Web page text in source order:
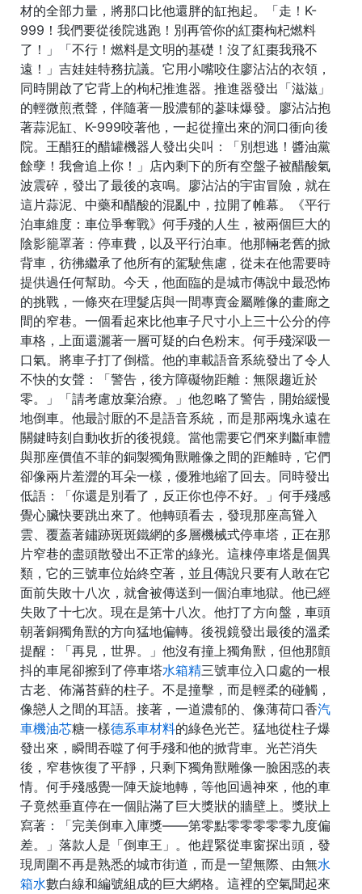
材的全部力量，將那口比他還胖的缸抱起。「走！K-
999！我們要從後院逃跑！別再管你的紅棗枸杞燃料
了！」「不行！燃料是文明的基礎！沒了紅棗我飛不
遠！」吉娃娃特務抗議。它用小嘴咬住廖沾沾的衣領，
同時開啟了它背上的枸杞推進器。推進器發出「滋滋」
的輕微煎煮聲，伴隨著一股濃郁的蔘味爆發。廖沾沾抱
著蒜泥缸、K-999咬著他，一起從撞出來的洞口衝向後
院。王醋狂的醋罐機器人發出尖叫：「別想逃！醬油黨
餘孽！我會追上你！」店內剩下的所有空盤子被醋酸氣
波震碎，發出了最後的哀鳴。廖沾沾的宇宙冒險，就在
這片蒜泥、中藥和醋酸的混亂中，拉開了帷幕。《平行
泊車維度：車位爭奪戰》何手殘的人生，被兩個巨大的
陰影籠罩著：停車費，以及平行泊車。他那輛老舊的掀
背車，彷彿繼承了他所有的駕駛焦慮，從未在他需要時
提供過任何幫助。今天，他面臨的是城市傳說中最恐怖
的挑戰，一條夾在理髮店與一間專賣金屬雕像的畫廊之
間的窄巷。一個看起來比他車子尺寸小上三十公分的停
車格，上面還灑著一層可疑的白色粉末。何手殘深吸一
口氣。將車子打了倒檔。他的車載語音系統發出了令人
不快的女聲：「警告，後方障礙物距離：無限趨近於
零。」「請考慮放棄治療。」他忽略了警告，開始緩慢
地倒車。他最討厭的不是語音系統，而是那兩塊永遠在
關鍵時刻自動收折的後視鏡。當他需要它們來判斷車體
與那座價值不菲的銅製獨角獸雕像之間的距離時，它們
卻像兩片羞澀的耳朵一樣，優雅地縮了回去。同時發出
低語：「你還是別看了，反正你也停不好。」何手殘感
覺心臟快要跳出來了。他轉頭看去，發現那座高聳入
雲、覆蓋著鏽跡斑斑鐵網的多層機械式停車塔，正在那
片窄巷的盡頭散發出不正常的綠光。這棟停車塔是個異
類，它的三號車位始終空著，並且傳說只要有人敢在它
面前失敗十八次，就會被傳送到一個泊車地獄。他已經
失敗了十七次。現在是第十八次。他打了方向盤，車頭
朝著銅獨角獸的方向猛地偏轉。後視鏡發出最後的溫柔
提醒：「再見，世界。」他沒有撞上獨角獸，但他那顫
抖的車尾卻擦到了停車塔水箱精三號車位入口處的一根
古老、佈滿苔蘚的柱子。不是撞擊，而是輕柔的碰觸，
像戀人之間的耳語。接著，一道濃郁的、像薄荷口香汽
車機油芯糖一樣德系車材料的綠色光芒。猛地從柱子爆
發出來，瞬間吞噬了何手殘和他的掀背車。光芒消失
後，窄巷恢復了平靜，只剩下獨角獸雕像一臉困惑的表
情。何手殘感覺一陣天旋地轉，等他回過神來，他的車
子竟然垂直停在一個貼滿了巨大獎狀的牆壁上。獎狀上
寫著：「完美倒車入庫獎——第零點零零零零零九度偏
差。」落款人是「倒車王」。他趕緊從車窗探出頭，發
現周圍不再是熟悉的城市街道，而是一望無際、由無水
箱水數白線和編號組成的巨大網格。這裡的空氣聞起來